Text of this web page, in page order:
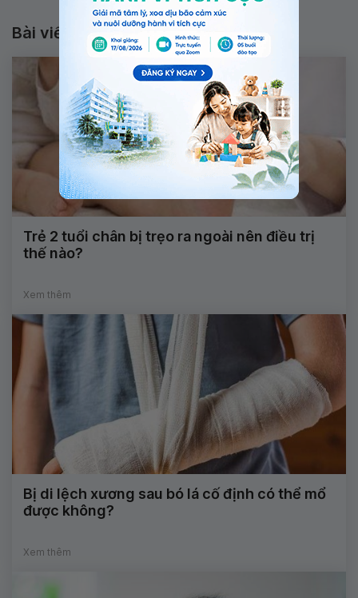
Bài viết liên quan
Trẻ 2 tuổi chân bị trẹo ra ngoài nên điều trị
thế nào?
Xem thêm
Bị di lệch xương sau bó lá cố định có thể mổ
được không?
Xem thêm